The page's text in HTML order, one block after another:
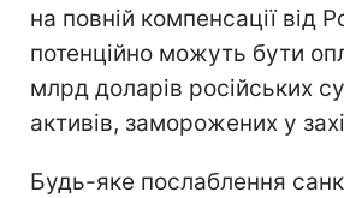
на повній компенсації від
потенційно можуть бути
млрд доларів російських
активів, заморожених у
Будь-яке послаблення